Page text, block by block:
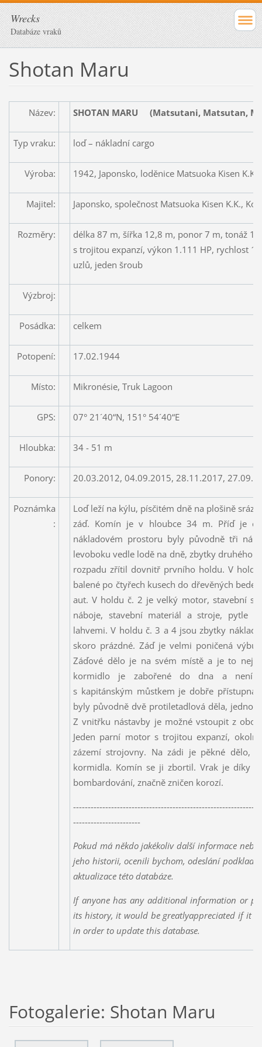
Wrecks
Databáze vraků
Shotan Maru
Název: SHOTAN MARU (Matsutani, Matsutan,
Typ vraku: loď – nákladní cargo
Výroba: 1942, Japonsko, loděnice Matsuoka Kisen
Majitel: Japonsko, společnost Matsuoka Kisen K.K.,
Rozměry:
délka 87 m, šířka 12,8 m, ponor 7 m, tonáž
s trojitou expanzí, výkon 1.111 HP, rychlost
uzlů, jeden šroub
Výzbroj:
Posádka: celkem
Potopení: 17.02.1944
Místo: Mikronésie, Truk Lagoon
GPS: 07° 21´40“N, 151° 54´40“E
Hloubka: 34 - 51 m
Ponory: 20.03.2012, 04.09.2015, 28.11.2017,
Poznámka
:
Loď leží na kýlu, písčitém dně na plošině
záď. Komín je v hloubce 34 m. Příď je
nákladovém prostoru byly původně tři
levoboku vedle lodě na dně, zbytky druhého
rozpadu zřítil dovnitř prvního holdu. V
balené po čtyřech kusech do dřevěných
aut. V holdu č. 2 je velký motor, stavební
náboje, stavební materiál a stroje, pytle
lahvemi. V holdu č. 3 a 4 jsou zbytky
skoro prázdné. Záď je velmi poničená
Záďové dělo je na svém místě a je to
kormidlo je zabořené do dna a není
s kapitánským můstkem je dobře přístupná
byly původně dvě protiletadlová děla, jedno
Z vnitřku nástavby je možné vstoupit z
Jeden parní motor s trojitou expanzí,
zázemí strojovny. Na zádi je pěkné dělo,
kormidla. Komín se ji zbortil. Vrak je díky
bombardování, značně zničen korozí.
-----------------------
Pokud má někdo jakékoliv další informace
jeho historii, ocenili bychom, odeslání
aktualizace této databáze.
If anyone has any additional information or
its history, it would be greatlyappreciated if it
in order to update this database.
Fotogalerie: Shotan Maru